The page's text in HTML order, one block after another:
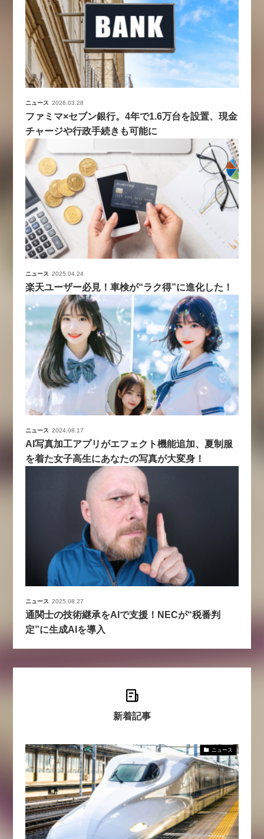
ニュース 2026.03.28
ファミマ×セブン銀行。4年で1.6万台を設置、現金
チャージや行政手続きも可能に
ニュース 2025.04.24
楽天ユーザー必見！車検が“ラク得”に進化した！
ニュース 2024.08.17
AI写真加工アプリがエフェクト機能追加、夏制服
を着た女子高生にあなたの写真が大変身！
ニュース 2025.08.27
通関士の技術継承をAIで支援！NECが“税番判
定”に生成AIを導入
新着記事
ニュース